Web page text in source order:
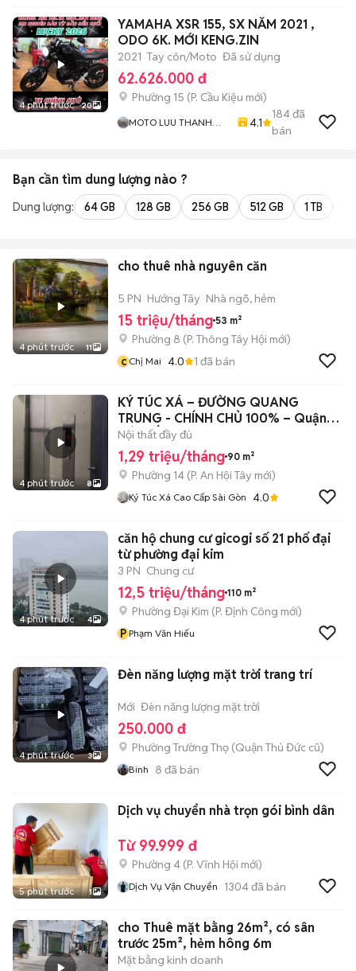
4 phút trước 20
YAMAHA XSR 155, SX NĂM 2021 ,
ODO 6K. MỚI KENG.ZIN
2021 Tay côn/Moto Đã sử dụng
62.626.000 đ
Phường 15 (P. Cầu Kiệu mới)
MOTO LUU THANH
TPHCM
4.1
184đã
bán
Bạn cần tìm dung lượng nào ?
Dung lượng: 64 GB 128 GB 256 GB 512 GB 1 TB
4 phút trước 11
cho thuê nhà nguyên căn
5 PN Hướng Tây Nhà ngõ, hẻm
15 triệu/tháng 53 m²
Phường 8 (P. Thông Tây Hội mới)
c Chị Mai 4.0 1 đã bán
4 phút trước 8
KÝ TÚC XÁ – ĐƯỜNG QUANG
TRUNG - CHÍNH CHỦ 100% – Quận
GÒ VẤP
Nội thất đầy đủ
1,29 triệu/tháng 90 m²
Phường 14 (P. An Hội Tây mới)
Ký Túc Xá Cao Cấp Sài Gòn 4.0
4 phút trước 4
căn hộ chung cư gicogi số 21 phố đại
từ phường đại kim
3 PN Chung cư
12,5 triệu/tháng 110 m²
Phường Đại Kim (P. Định Công mới)
P Phạm Văn Hiếu
4 phút trước 3
Đèn năng lượng mặt trời trang trí
Mới Đèn năng lượng mặt trời
250.000 đ
Phường Trường Thọ (Quận Thủ Đức cũ)
Binh 8 đã bán
5 phút trước 1
Dịch vụ chuyển nhà trọn gói bình dân
Từ 99.999 đ
Phường 4 (P. Vĩnh Hội mới)
Dịch Vụ Vận Chuyển 1304đã bán
cho Thuê mặt bằng 26m², có sân
trước 25m², hẻm hông 6m
Mặt bằng kinh doanh